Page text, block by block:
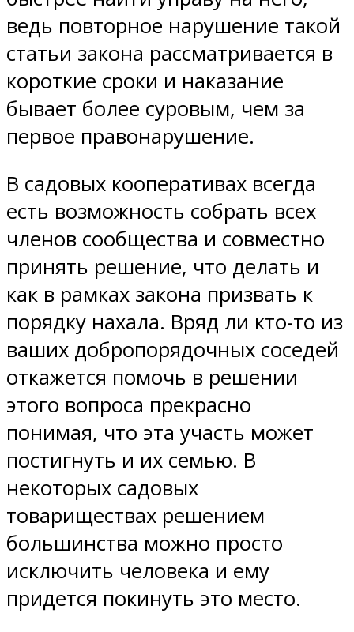
ведь повторное нарушение такой
статьи закона рассматривается в
короткие сроки и наказание
бывает более суровым, чем за
первое правонарушение.
В садовых кооперативах всегда
есть возможность собрать всех
членов сообщества и совместно
принять решение, что делать и
как в рамках закона призвать к
порядку нахала. Вряд ли кто-то из
ваших добропорядочных соседей
откажется помочь в решении
этого вопроса прекрасно
понимая, что эта участь может
постигнуть и их семью. В
некоторых садовых
товариществах решением
большинства можно просто
исключить человека и ему
придется покинуть это место.